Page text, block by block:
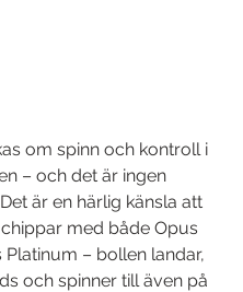
om spinn och kontroll i
– och det är ingen
är en härlig känsla att
med både Opus
Platinum – bollen landar,
och spinner till även på